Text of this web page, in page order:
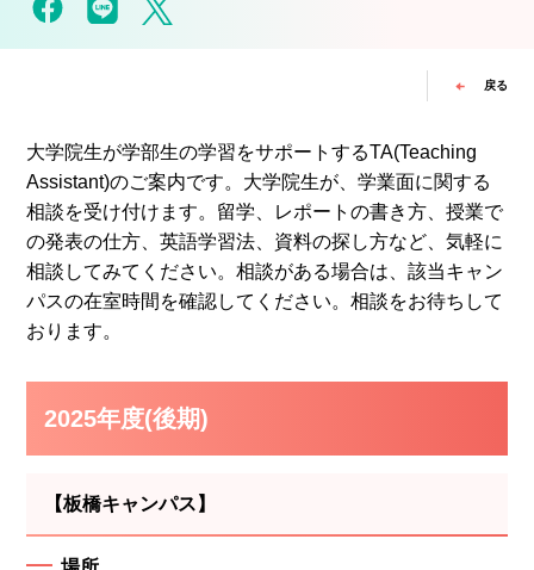
戻る
大学院生が学部生の学習をサポートするTA(Teaching
Assistant)のご案内です。大学院生が、学業面に関する
相談を受け付けます。留学、レポートの書き方、授業で
の発表の仕方、英語学習法、資料の探し方など、気軽に
相談してみてください。相談がある場合は、該当キャン
パスの在室時間を確認してください。相談をお待ちして
おります。
2025年度(後期)
【板橋キャンパス】